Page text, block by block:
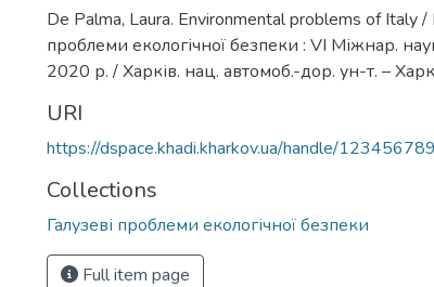
De Palma, Laura. Environmental problems of Italy /
проблеми екологічної безпеки : VI Міжнар.
2020 р. / Харків. нац. автомоб.-дор. ун-т. –
URI
https://dspace.khadi.kharkov.ua/handle/
Collections
Галузеві прoблеми екoлoгічнoї безпеки
Full item page